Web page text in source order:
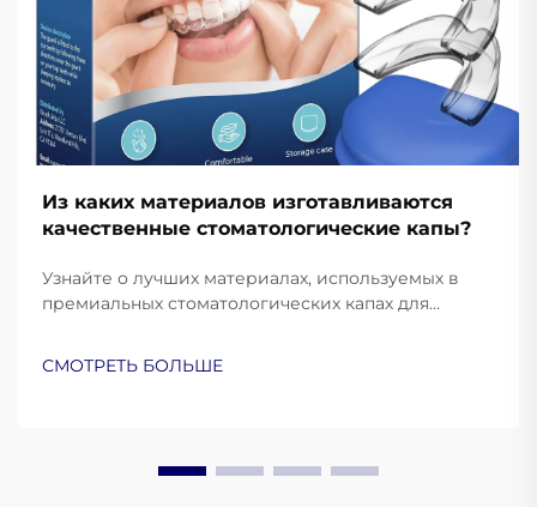
Из каких материалов изготавливаются
качественные стоматологические капы?
Узнайте о лучших материалах, используемых в
премиальных стоматологических капах для
улучшают эксплуатационные характеристики.
СМОТРЕТЬ БОЛЬШЕ